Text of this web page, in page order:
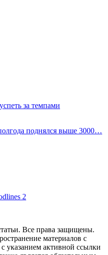
за темпами
поднялся выше 3000…
2
Все права защищены.
материалов с
указанием активной ссылки